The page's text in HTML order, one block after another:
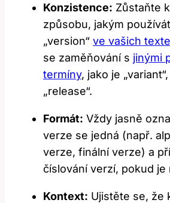
Konzistence: Zůstaňte
způsobu, jakým
„version“ ve vašich
se zaměňování s jinými
termíny, jako je
„release“.
Formát: Vždy jasně
verze se jedná (např.
verze, finální verze) a
číslování verzí, pokud je
Kontext: Ujistěte se, že